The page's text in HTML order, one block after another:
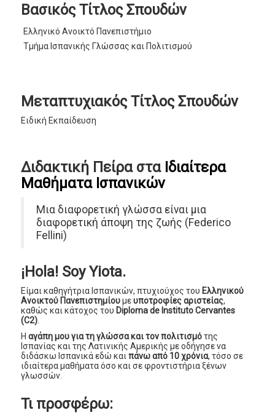
Βασικός Τίτλος Σπουδών
Ελληνικό Ανοικτό Πανεπιστήμιο
Τμήμα Ισπανικής Γλώσσας και Πολιτισμού
Μεταπτυχιακός Τίτλος Σπουδών
Ειδική Εκπαίδευση
Διδακτική Πείρα στα Ιδιαίτερα
Μαθήματα Ισπανικών
Μια διαφορετική γλώσσα είναι μια
διαφορετική άποψη της ζωής (Federico
Fellini)
¡Hola! Soy Yiota.
Είμαι καθηγήτρια Ισπανικών, πτυχιούχος του Ελληνικού
Ανοικτού Πανεπιστημίουμευποτροφίες αριστείας,
καθώς και κάτοχος του Diploma de Instituto Cervantes
(C2)
Ηαγάπη μου για τη γλώσσα και τον πολιτισμότης
Ισπανίας και της Λατινικής Αμερικής με οδήγησε να
διδάσκω Ισπανικά εδώ καιπάνω από 10 χρόνια, τόσο σε
ιδιαίτερα μαθήματα όσο και σε φροντιστήρια ξένων
γλωσσών.
Τι προσφέρω: